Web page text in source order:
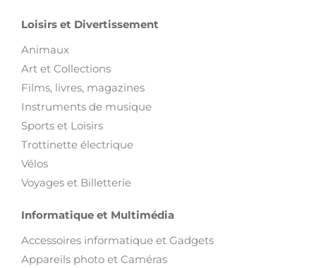
Loisirs et Divertissement
Animaux
Art et Collections
Films, livres, magazines
Instruments de musique
Sports et Loisirs
Trottinette électrique
Vélos
Voyages et Billetterie
Informatique et Multimédia
Accessoires informatique et Gadgets
Appareils photo et Caméras